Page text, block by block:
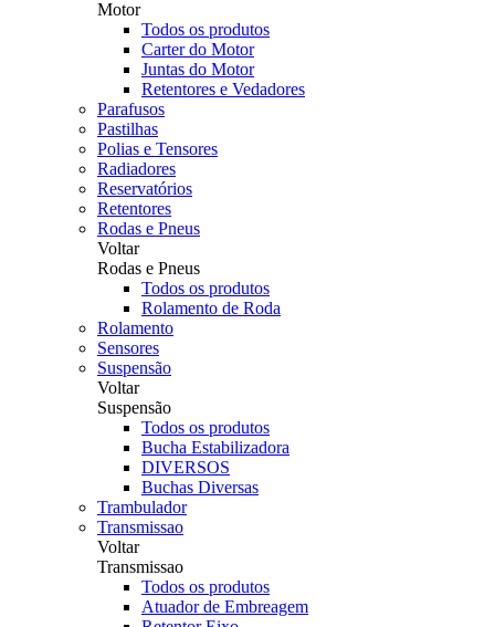
Motor
Todos os produtos
Carter do Motor
Juntas do Motor
Retentores e Vedadores
Parafusos
Pastilhas
Polias e Tensores
Radiadores
Reservatórios
Retentores
Rodas e Pneus
Voltar
Rodas e Pneus
Todos os produtos
Rolamento de Roda
Rolamento
Sensores
Suspensão
Voltar
Suspensão
Todos os produtos
Bucha Estabilizadora
DIVERSOS
Buchas Diversas
Trambulador
Transmissao
Voltar
Transmissao
Todos os produtos
Atuador de Embreagem